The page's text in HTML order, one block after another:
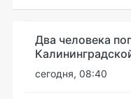
Два человека
сегодня, 08:40